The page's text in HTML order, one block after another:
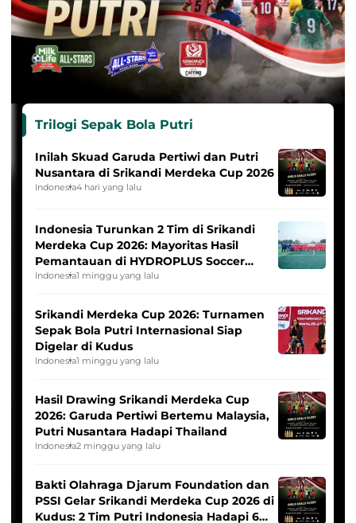
Trilogi Sepak Bola Putri
Inilah Skuad Garuda Pertiwi dan Putri
Nusantara di Srikandi Merdeka Cup 2026
Indonesia4 hari yang lalu
Indonesia Turunkan 2 Tim di Srikandi
Merdeka Cup 2026: Mayoritas Hasil
Pemantauan di HYDROPLUS Soccer
League
Indonesia1 minggu yang lalu
Srikandi Merdeka Cup 2026: Turnamen
Sepak Bola Putri Internasional Siap
Digelar di Kudus
Indonesia1 minggu yang lalu
Hasil Drawing Srikandi Merdeka Cup
2026: Garuda Pertiwi Bertemu Malaysia,
Putri Nusantara Hadapi Thailand
Indonesia2 minggu yang lalu
Bakti Olahraga Djarum Foundation dan
PSSI Gelar Srikandi Merdeka Cup 2026 di
Kudus: 2 Tim Putri Indonesia Hadapi 6